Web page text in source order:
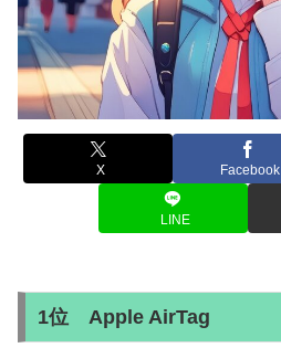
X Facebook
LINE
1位 Apple AirTag